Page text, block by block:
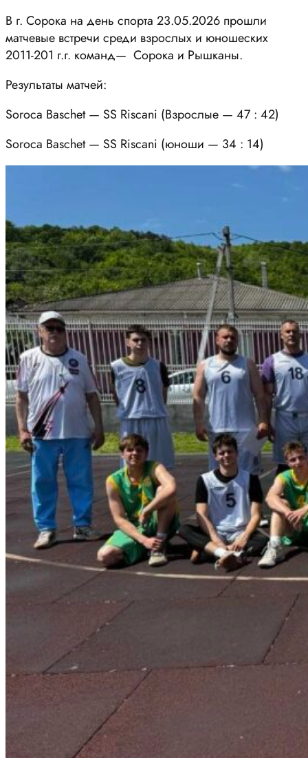
В г. Сорока на день спорта 23.05.2026 прошли
матчевые встречи среди взрослых и юношеских
2011-201 г.г. команд— Сорока и Рышканы.
Результаты матчей:
Soroca Baschet — SS Riscani (Взрослые — 47 : 42)
Soroca Baschet — SS Riscani (юноши — 34 : 14)